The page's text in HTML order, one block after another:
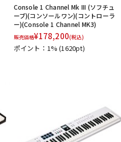
Console 1 Channel Mk III (ソフチュ
ーブ)(コンソールワン)(コントローラ
ー)(Console 1 Channel MK3)
販売価格¥178,200(税込)
ポイント：1%(1620pt)